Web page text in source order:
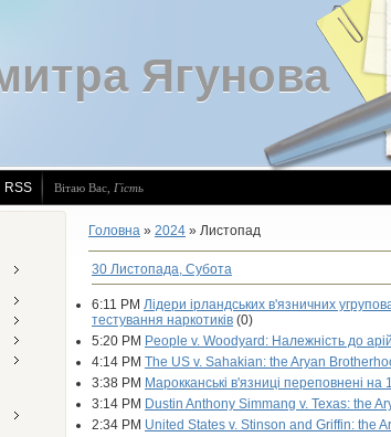
Ягунова
RSS Вітаю Вас Гість
Головна » 2024 » Листопад
30 Листопада, Субота
6:11 PM Лідери ірландських в'язничних
тестування наркотиків (0)
5:20 PM People v. Woodyard: Належність до
4:14 PM The US v. Sahakian: the Aryan
3:38 PM Марокканські в'язниці переповнені на
3:14 PM Dustin Anthony Simmang v. Texas: the
2:34 PM United States v. Stinson and Griffin: the